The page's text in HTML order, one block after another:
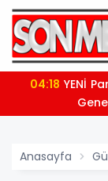
04:18
Anasayfa